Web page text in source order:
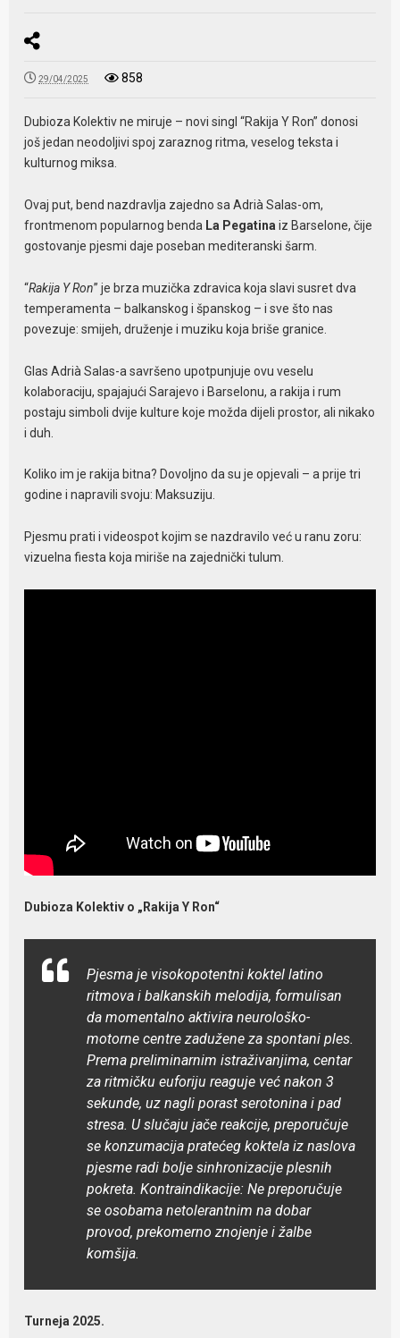
29/04/2025 858
Dubioza Kolektiv ne miruje – novi singl “Rakija Y Ron” donosi
još jedan neodoljivi spoj zaraznog ritma, veselog teksta i
kulturnog miksa.
Ovaj put, bend nazdravlja zajedno sa Adrià Salas-om,
frontmenom popularnog benda La Pegatina iz Barselone, čije
gostovanje pjesmi daje poseban mediteranski šarm.
“Rakija Y Ron” je brza muzička zdravica koja slavi susret dva
temperamenta – balkanskog i španskog – i sve što nas
povezuje: smijeh, druženje i muziku koja briše granice.
Glas Adrià Salas-a savršeno upotpunjuje ovu veselu
kolaboraciju, spajajući Sarajevo i Barselonu, a rakija i rum
postaju simboli dvije kulture koje možda dijeli prostor, ali nikako
i duh.
Koliko im je rakija bitna? Dovoljno da su je opjevali – a prije tri
godine i napravili svoju: Maksuziju.
Pjesmu prati i videospot kojim se nazdravilo već u ranu zoru:
vizuelna fiesta koja miriše na zajednički tulum.
Dubioza Kolektiv o „Rakija Y Ron“
Pjesma je visokopotentni koktel latino
ritmova i balkanskih melodija, formulisan
da momentalno aktivira neurološko-
motorne centre zadužene za spontani ples.
Prema preliminarnim istraživanjima, centar
za ritmičku euforiju reaguje već nakon 3
sekunde, uz nagli porast serotonina i pad
stresa. U slučaju jače reakcije, preporučuje
se konzumacija pratećeg koktela iz naslova
pjesme radi bolje sinhronizacije plesnih
pokreta. Kontraindikacije: Ne preporučuje
se osobama netolerantnim na dobar
provod, prekomerno znojenje i žalbe
komšija.
Turneja 2025.